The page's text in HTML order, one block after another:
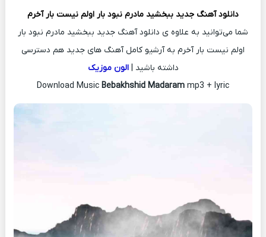
دانلود آهنگ جدید ببخشید مادرم نبود بار اولم نیست بار آخرم
شما می‌توانید به علاوه ی دانلود آهنگ جدید ببخشید مادرم نبود بار
اولم نیست بار آخرم به آرشیو کامل آهنگ های جدید هم دسترسی
داشته باشید |الون موزیک
Download Music Bebakhshid Madaram mp3 + lyric